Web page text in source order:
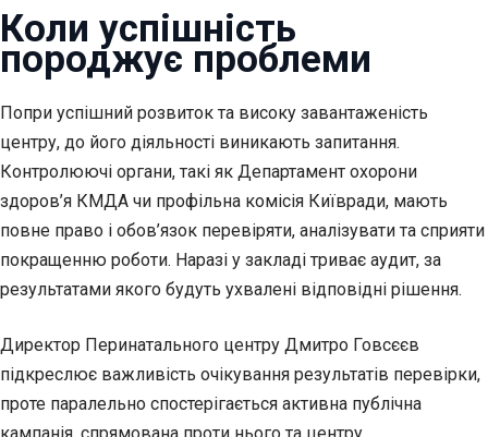
Коли успішність
породжує проблеми
Попри успішний розвиток та високу завантаженість
центру, до його діяльності виникають запитання.
Контролюючі органи, такі як Департамент охорони
здоров’я КМДА чи профільна комісія Київради, мають
повне право і обов’язок перевіряти, аналізувати та сприяти
покращенню роботи. Наразі у закладі триває аудит, за
результатами якого будуть ухвалені відповідні рішення.
Директор Перинатального центру Дмитро Говсєєв
підкреслює важливість очікування результатів перевірки,
проте паралельно спостерігається активна публічна